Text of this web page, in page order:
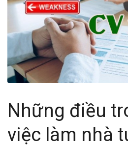
Những điều
việc làm nhà